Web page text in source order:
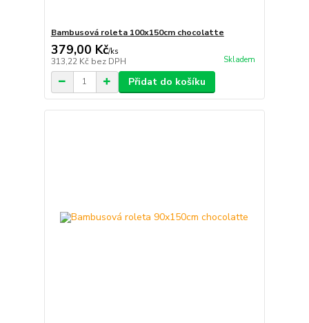
Bambusová roleta 100x150cm chocolatte
379,00 Kč/ks
313,22 Kč bez DPH Skladem
Přidat do košíku